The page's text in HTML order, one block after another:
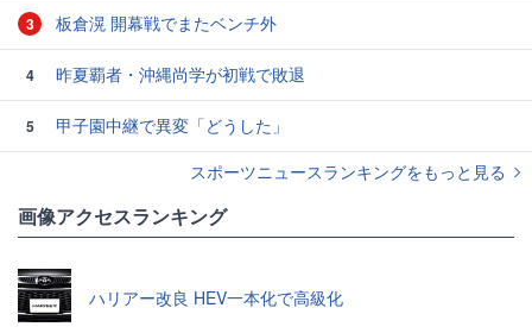
3 板倉滉 開幕戦でまたベンチ外
4 昨夏覇者・沖縄尚学が初戦で敗退
5
甲子園中継で異変「どうした」
スポーツニュースランキングをもっと見る
画像アクセスランキング
ハリアー改良 HEV一本化で高級化